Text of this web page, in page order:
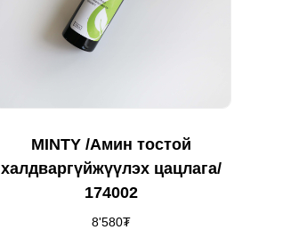
MINTY /Амин тостой
халдваргүйжүүлэх цацлага/
174002
8'580₮